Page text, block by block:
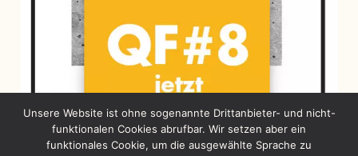
Unsere Website ist ohne sogenannte Drittanbieter- und nicht-
funktionalen Cookies abrufbar. Wir setzen aber ein
funktionales Cookie, um die ausgewählte Sprache zu